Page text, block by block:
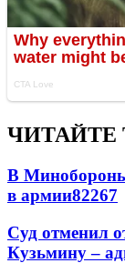
ЧИТАЙТЕ
В Минобороны
в армии82267
Суд отменил
Кузьмину –